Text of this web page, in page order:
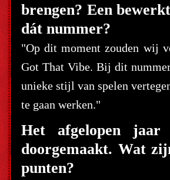
brengen? Een
dát nummer?
"Op dit moment zouden wij
Got That Vibe. Bij dit
unieke stijl van spelen
te gaan werken."
Het afgelopen
doorgemaakt. Wat
punten?